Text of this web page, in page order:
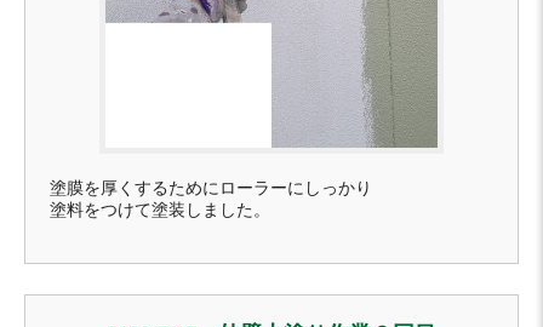
塗膜を厚くするためにローラーにしっかり
塗料をつけて塗装しました。